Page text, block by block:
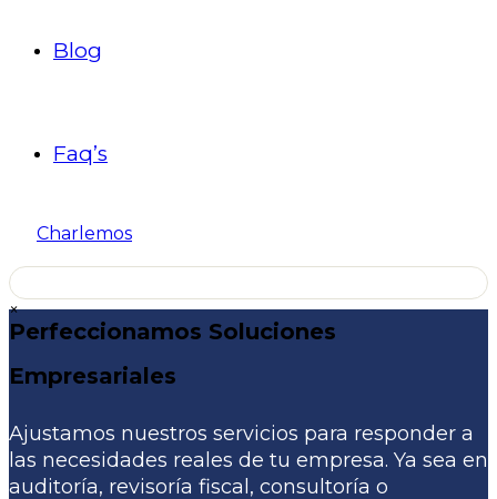
Blog
Faq’s
Charlemos
×
Perfeccionamos Soluciones
Empresariales
Ajustamos nuestros servicios para responder a
las necesidades reales de tu empresa. Ya sea en
auditoría, revisoría fiscal, consultoría o